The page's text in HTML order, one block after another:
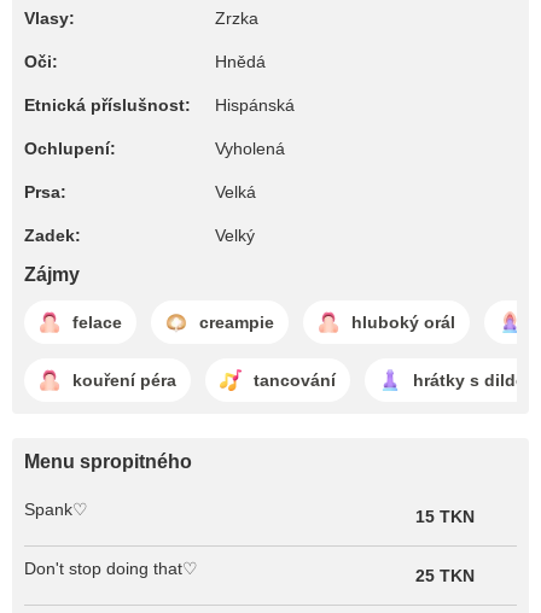
Vlasy: Zrzka
Oči: Hnědá
Etnická příslušnost: Hispánská
Ochlupení: Vyholená
Prsa: Velká
Zadek: Velký
Zájmy
felace creampie hluboký orál
kouření péra tancování hrátky s dildem
Menu spropitného
Spank♡ 15 TKN
Don't stop doing that♡ 25 TKN